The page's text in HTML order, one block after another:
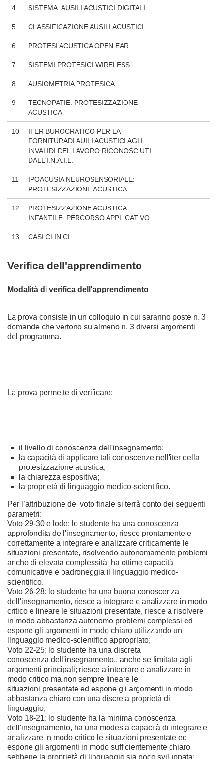
4 SISTEMA: AUSILI ACUSTICI DIGITALI
5 CLASSIFICAZIONE AUSILI ACUSTICI
6 PROTESI ACUSTICA OPEN EAR
7 SISTEMI PROTESICI WIRELESS
8 AUSIOMETRIA PROTESICA
9
TECNOPATIE: PROTESIZZAZIONE
ACUSTICA
10
ITER BUROCRATICO PER LA
FORNITURADI AUILI ACUSTICI AGLI
INVALIDI DEL LAVORO RICONOSCIUTI
DALL'I.N.A.I.L.
11
IPOACUSIA NEUROSENSORIALE:
PROTESIZZAZIONE ACUSTICA
12
PROTESIZZAZIONE ACUSTICA
INFANTILE: PERCORSO APPLICATIVO
13 CASI CLINICI
Verifica dell'apprendimento
Modalità di verifica dell'apprendimento
La prova consiste in un colloquio in cui saranno poste n. 3
domande che vertono su almeno n. 3 diversi argomenti
del programma.
La prova permette di verificare:
il livello di conoscenza dell'insegnamento;
la capacità di applicare tali conoscenze nell'iter della
protesizzazione acustica;
la chiarezza espositiva;
la proprietà di linguaggio medico-scientifico.
Per l’attribuzione del voto finale si terrà conto dei seguenti
parametri:
Voto 29-30 e lode: lo studente ha una conoscenza
approfondita dell'insegnamento, riesce prontamente e
correttamente a integrare e analizzare criticamente le
situazioni presentate, risolvendo autonomamente problemi
anche di elevata complessità; ha ottime capacità
comunicative e padroneggia il linguaggio medico-
scientifico.
Voto 26-28: lo studente ha una buona conoscenza
dell'insegnamento, riesce a integrare e analizzare in modo
critico e lineare le situazioni presentate, riesce a risolvere
in modo abbastanza autonomo problemi complessi ed
espone gli argomenti in modo chiaro utilizzando un
linguaggio medico-scientifico appropriato;
Voto 22-25: lo studente ha una discreta
conoscenza dell'insegnamento., anche se limitata agli
argomenti principali; riesce a integrare e analizzare in
modo critico ma non sempre lineare le
situazioni presentate ed espone gli argomenti in modo
abbastanza chiaro con una discreta proprietà di
linguaggio;
Voto 18-21: lo studente ha la minima conoscenza
dell'insegnamento, ha una modesta capacità di integrare e
analizzare in modo critico le situazioni presentate ed
espone gli argomenti in modo sufficientemente chiaro
sebbene la proprietà di linguaggio sia poco sviluppata;